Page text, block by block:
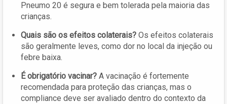
Pneumo 20 é segura e bem tolerada pela maioria das
crianças.
Quais são os efeitos colaterais? Os efeitos colaterais
são geralmente leves, como dor no local da injeção ou
febre baixa.
É obrigatório vacinar? A vacinação é fortemente
recomendada para proteção das crianças, mas o
compliance deve ser avaliado dentro do contexto da